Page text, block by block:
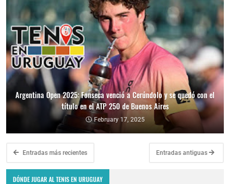
Argentina Open 2025: Fonseca venció a Cerúndolo y se quedó con el
título en el ATP 250 de Buenos Aires
February 17, 2025
Entradas más recientes Entradas antiguas
DÓNDE JUGAR AL TENIS EN URUGUAY